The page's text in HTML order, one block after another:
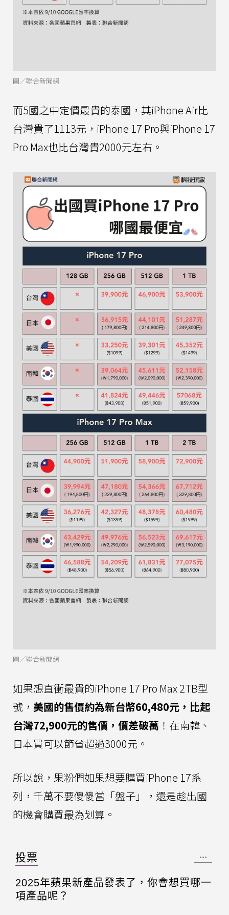
圖／聯合新聞網
而5國之中定價最貴的泰國，其iPhone Air比
台灣貴了1113元，iPhone 17 Pro與iPhone 17
Pro Max也比台灣貴2000元左右。
圖／聯合新聞網
如果想直衝最貴的iPhone 17 Pro Max 2TB型
號， 美國的售價約為新台幣60,480元，比起
台灣72,900元的售價，價差破萬 ！在南韓、
日本買可以節省超過3000元。
所以說，果粉們如果想要購買iPhone 17系
列，千萬不要傻傻當「盤子」，還是趁出國
的機會購買最為划算。
投票
2025年蘋果新產品發表了，你會想買哪一
項產品呢？